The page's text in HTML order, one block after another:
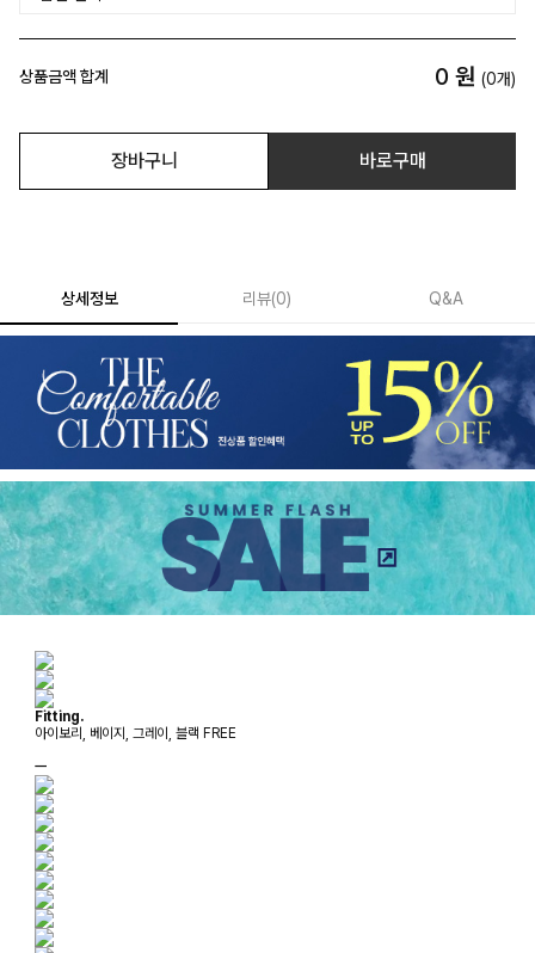
상품금액 합계 0 원 (0개)
장바구니 바로구매
상세정보 리뷰(0) Q&A
Fitting.
아이보리, 베이지, 그레이, 블랙 FREE
ㅡ